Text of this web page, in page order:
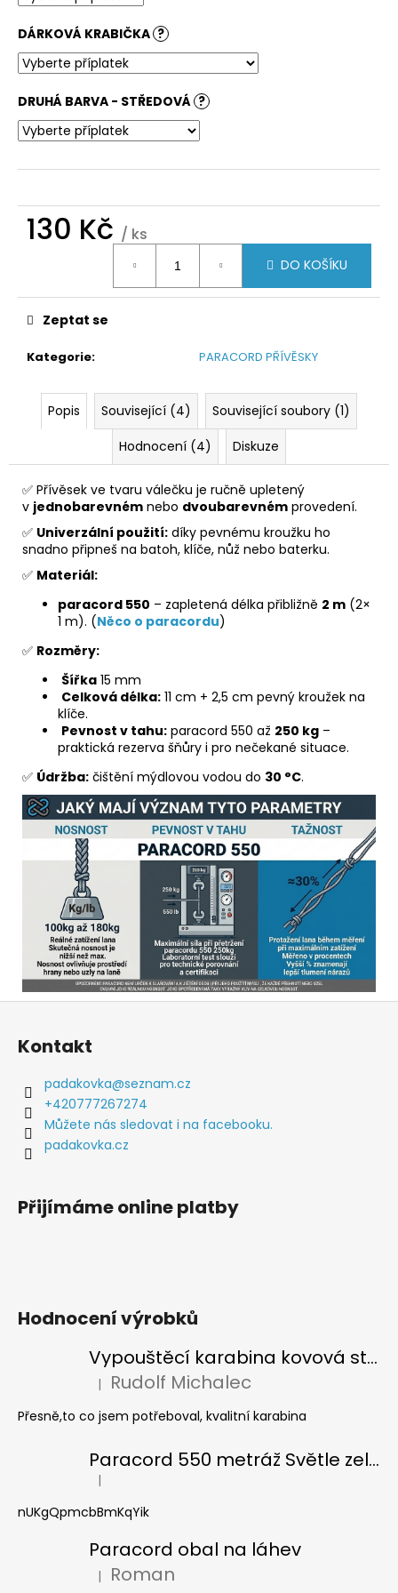
DÁRKOVÁ KRABIČKA ?
DRUHÁ BARVA - STŘEDOVÁ ?
130 Kč / ks
DO KOŠÍKU
Kategorie: PARACORD PŘÍVĚSKY
Zeptat se
Popis Související (4)
Související soubory (1)
Hodnocení (4)
Diskuze
✅ Přívěsek ve tvaru válečku je ručně upletený
v jednobarevném nebo dvoubarevném provedení.
✅ Univerzální použití: díky pevnému kroužku ho
snadno připneš na batoh, klíče, nůž nebo baterku.
✅ Materiál:
paracord 550 – zapletená délka přibližně 2 m (2×
1 m). (Něco o paracordu)
✅ Rozměry:
Šířka 15 mm
Celková délka: 11 cm + 2,5 cm pevný kroužek na
klíče.
Pevnost v tahu: paracord 550 až 250 kg –
praktická rezerva šňůry i pro nečekané situace.
✅ Údržba: čištění mýdlovou vodou do 30 °C.
Z
Kontakt
padakovka@seznam.cz
+420777267274
Můžete nás sledovat i na facebooku.
padakovka.cz
Přijímáme online platby
Hodnocení výrobků
Vypouštěcí karabina kovová stříbrná
Hodnocení produktu je 5 z 5 hvězdiček.
| Rudolf Michalec
Přesně,to co jsem potřeboval, kvalitní karabina
Paracord 550 metráž Světle zelená
Hodnocení produktu je 5 z 5 hvězdiček.
|
nUKgQpmcbBmKqYik
Paracord obal na láhev
Hodnocení produktu je 5 z 5 hvězdiček.
| Roman